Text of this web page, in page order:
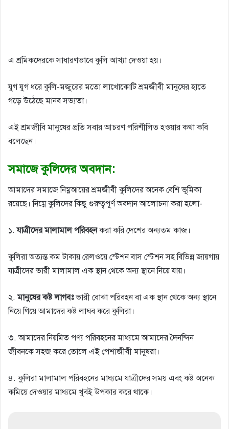
এ শ্রমিকদেরকে সাধারণভাবে কুলি আখ্যা দেওয়া হয়।
যুগ যুগ ধরে কুলি-মজুরের মতো লাখোকোটি শ্রমজীবী মানুষের হাতে
গড়ে উঠেছে মানব সভ্যতা।
এই শ্রমজীবি মানুষের প্রতি সবার আচরণ পরিশীলিত হওয়ার কথা কবি
বলেছেন।
সমাজে কুলিদের অবদান:
আমাদের সমাজে নিম্নআয়ের শ্রমজীবী কুলিদের অনেক বেশি ভূমিকা
রয়েছে। নিম্নে কুলিদের কিছু গুরুত্বপূর্ণ অবদান আলোচনা করা হলো-
১.যাত্রীদের মালামাল পরিবহনকরা করি দেশের অন্যতম কাজ।
কুলিরা অত্যন্ত কম টাকায় রেলওয়ে স্টেশন বাস স্টেশন সহ বিভিন্ন জায়গায়
যাত্রীদের ভারী মালামাল এক স্থান থেকে অন্য স্থানে নিয়ে যায়।
২.মানুষের কষ্ট লাগবঃভারী বোঝা পরিবহন বা এক স্থান থেকে অন্য স্থানে
নিয়ে গিয়ে আমাদের কষ্ট লাঘব করে কুলিরা।
৩.আমাদের নিয়মিত পণ্য পরিবহনের মাধ্যমে আমাদের দৈনন্দিন
জীবনকে সহজ করে তোলে এই পেশাজীবী মানুষরা।
৪.কুলিরা মালামাল পরিবহনের মাধ্যমে যাত্রীদের সময় এবং কষ্ট অনেক
কমিয়ে দেওয়ার মাধ্যমে খুবই উপকার করে থাকে।